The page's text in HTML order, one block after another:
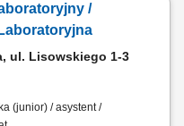
Bezpośrednia praca z
analitycznymi.
/
ul. Lisowskiego 1-3​
(junior) / asystent /